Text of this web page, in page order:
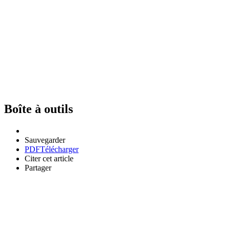
Boîte à outils
Sauvegarder
PDFTélécharger
Citer cet article
Partager